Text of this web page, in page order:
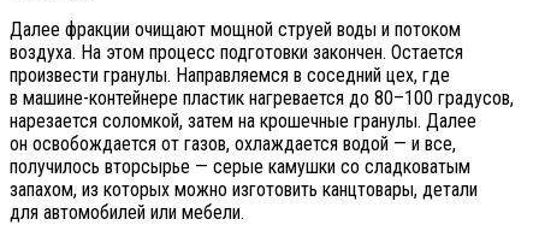
Далее фракции очищают мощной струей воды и потоком
воздуха. На этом процесс подготовки закончен. Остается
произвести гранулы. Направляемся в соседний цех, где
в машине-контейнере пластик нагревается до 80–100 градусов,
нарезается соломкой, затем на крошечные гранулы. Далее
он освобождается от газов, охлаждается водой — и все,
получилось вторсырье — серые камушки со сладковатым
запахом, из которых можно изготовить канцтовары, детали
для автомобилей или мебели.